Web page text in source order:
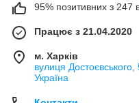
95% позитивних з 247
Працює з 21.04.2020
м. Харків
вулиця
Україна